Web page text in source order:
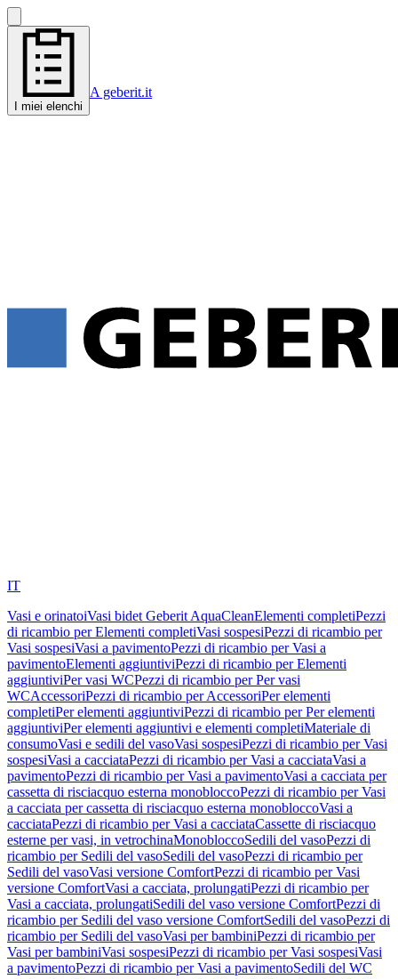
I miei elenchi
A geberit.it
IT
Vasi e orinatoiVasi bidet Geberit AquaCleanElementi completiPezzi
di ricambio per Elementi completiVasi sospesiPezzi di ricambio per
Vasi sospesiVasi a pavimentoPezzi di ricambio per Vasi a
pavimentoElementi aggiuntiviPezzi di ricambio per Elementi
aggiuntiviPer vasi WCPezzi di ricambio per Per vasi
WCAccessoriPezzi di ricambio per AccessoriPer elementi
completiPer elementi aggiuntiviPezzi di ricambio per Per elementi
aggiuntiviPer elementi aggiuntivi e elementi completiMateriale di
consumoVasi e sedili del vasoVasi sospesiPezzi di ricambio per Vasi
sospesiVasi a cacciataPezzi di ricambio per Vasi a cacciataVasi a
pavimentoPezzi di ricambio per Vasi a pavimentoVasi a cacciata per
cassetta di risciacquo esterna monobloccoPezzi di ricambio per Vasi
a cacciata per cassetta di risciacquo esterna monobloccoVasi a
cacciataPezzi di ricambio per Vasi a cacciataCassette di risciacquo
esterne per vasi, in vetrochinaMonobloccoSedili del vasoPezzi di
ricambio per Sedili del vasoSedili del vasoPezzi di ricambio per
Sedili del vasoVasi versione ComfortPezzi di ricambio per Vasi
versione ComfortVasi a cacciata, prolungatiPezzi di ricambio per
Vasi a cacciata, prolungatiSedili del vaso versione ComfortPezzi di
ricambio per Sedili del vaso versione ComfortSedili del vasoPezzi di
ricambio per Sedili del vasoVasi per bambiniPezzi di ricambio per
Vasi per bambiniVasi sospesiPezzi di ricambio per Vasi sospesiVasi
a pavimentoPezzi di ricambio per Vasi a pavimentoSedili del WC